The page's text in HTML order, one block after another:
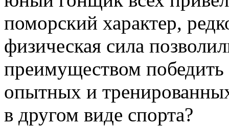
поморский характер,
физическая сила
преимуществом
опытных и
в другом виде спорта?